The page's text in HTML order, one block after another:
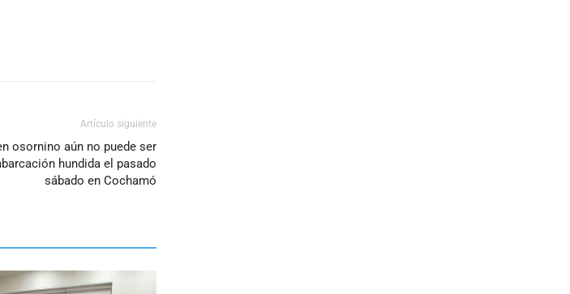
Artículo siguiente
osornino aún no puede ser
hundida el pasado
sábado en Cochamó